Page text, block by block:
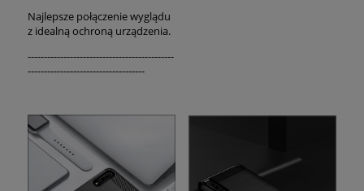
Najlepsze połączenie wyglądu
z idealną ochroną urządzenia.
---------------------------------------------
------------------------------------